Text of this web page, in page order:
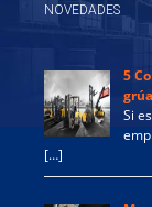
NOVEDADES
5
Si
[…]